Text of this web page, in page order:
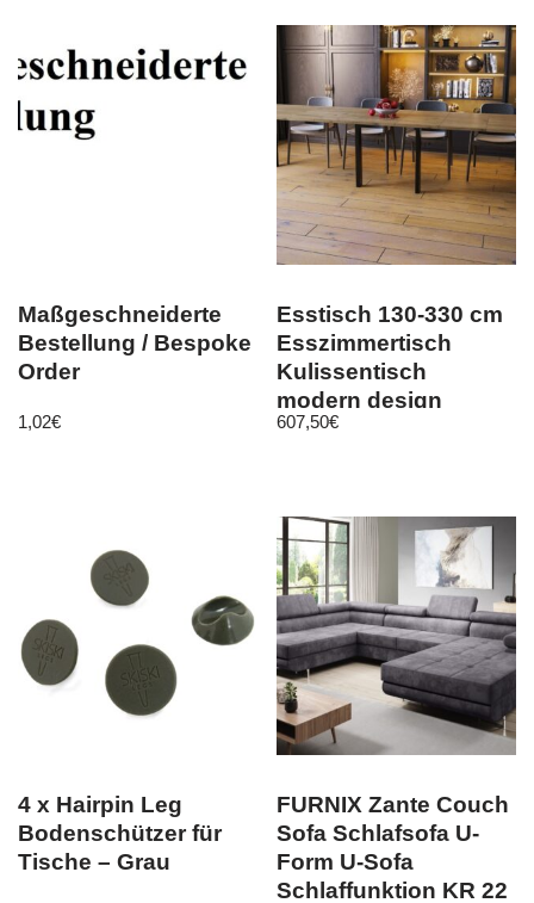
Maßgeschneiderte
Bestellung / Bespoke
Order
1,02€
Esstisch 130-330 cm
Esszimmertisch
Kulissentisch
modern design
ausziehbar Auszug
607,50€
4 x Hairpin Leg
Bodenschützer für
Tische – Grau
FURNIX Zante Couch
Sofa Schlafsofa U-
Form U-Sofa
Schlaffunktion KR 22